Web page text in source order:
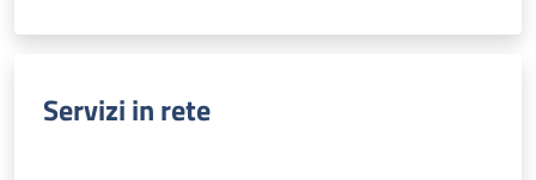
Servizi in rete